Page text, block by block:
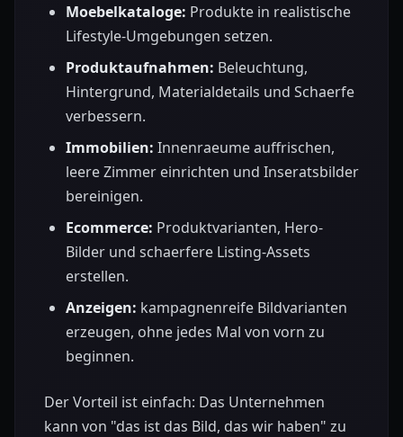
Moebelkataloge: Produkte in realistische
Lifestyle-Umgebungen setzen.
Produktaufnahmen: Beleuchtung,
Hintergrund, Materialdetails und Schaerfe
verbessern.
Immobilien: Innenraeume auffrischen,
leere Zimmer einrichten und Inseratsbilder
bereinigen.
Ecommerce: Produktvarianten, Hero-
Bilder und schaerfere Listing-Assets
erstellen.
Anzeigen: kampagnenreife Bildvarianten
erzeugen, ohne jedes Mal von vorn zu
beginnen.
Der Vorteil ist einfach: Das Unternehmen
kann von "das ist das Bild, das wir haben" zu